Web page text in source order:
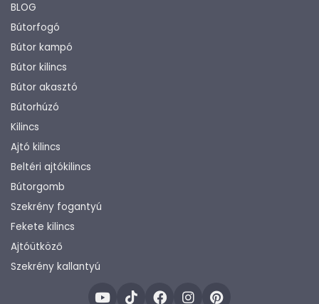
BLOG
Bútorfogó
Bútor kampó
Bútor kilincs
Bútor akasztó
Bútorhúzó
Kilincs
Ajtó kilincs
Beltéri ajtókilincs
Bútorgomb
Szekrény fogantyú
Fekete kilincs
Ajtóütköző
Szekrény kallantyú